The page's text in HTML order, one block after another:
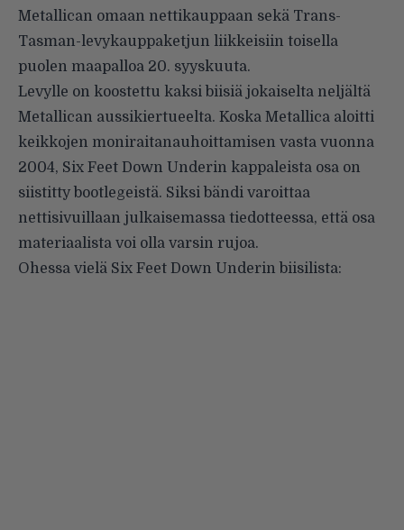
Metallican omaan nettikauppaan sekä Trans-
Tasman-levykauppaketjun liikkeisiin toisella
puolen maapalloa 20. syyskuuta.
Levylle on koostettu kaksi biisiä jokaiselta neljältä
Metallican aussikiertueelta. Koska Metallica aloitti
keikkojen moniraitanauhoittamisen vasta vuonna
2004, Six Feet Down Underin kappaleista osa on
siistitty bootlegeistä. Siksi bändi varoittaa
nettisivuillaan julkaisemassa tiedotteessa, että osa
materiaalista voi olla varsin rujoa.
Ohessa vielä Six Feet Down Underin biisilista: